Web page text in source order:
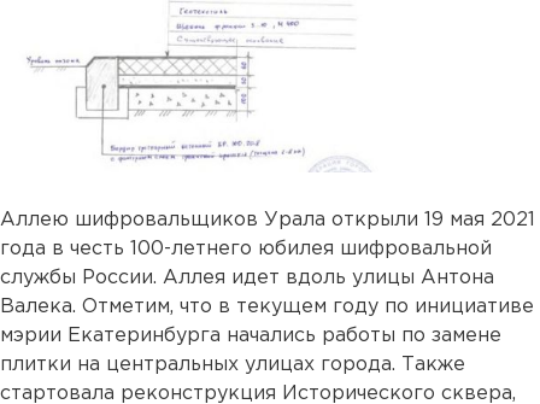
Аллею шифровальщиков Урала открыли 19 мая 2021
года в честь 100-летнего юбилея шифровальной
службы России. Аллея идет вдоль улицы Антона
Валека. Отметим, что в текущем году по инициативе
мэрии Екатеринбурга начались работы по замене
плитки на центральных улицах города. Также
стартовала реконструкция Исторического сквера,